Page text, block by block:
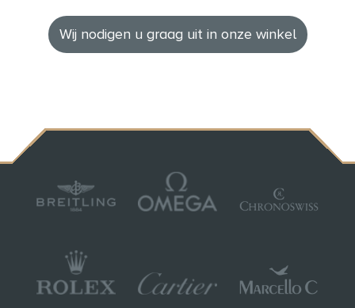
Wij nodigen u graag uit in onze winkel